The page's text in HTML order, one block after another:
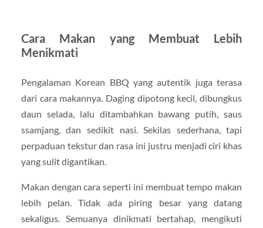
Cara Makan yang Membuat Lebih
Menikmati
Pengalaman Korean BBQ yang autentik juga terasa
dari cara makannya. Daging dipotong kecil, dibungkus
daun selada, lalu ditambahkan bawang putih, saus
ssamjang, dan sedikit nasi. Sekilas sederhana, tapi
perpaduan tekstur dan rasa ini justru menjadi ciri khas
yang sulit digantikan.
Makan dengan cara seperti ini membuat tempo makan
lebih pelan. Tidak ada piring besar yang datang
sekaligus. Semuanya dinikmati bertahap, mengikuti